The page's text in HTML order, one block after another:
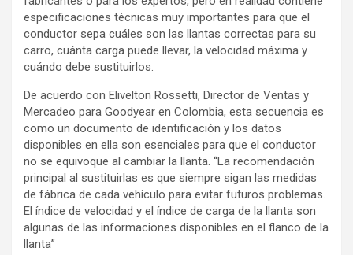
especificaciones técnicas muy importantes para que el
conductor sepa cuáles son las llantas correctas para su
carro, cuánta carga puede llevar, la velocidad máxima y
cuándo debe sustituirlos.
De acuerdo con Elivelton Rossetti, Director de Ventas y
Mercadeo para Goodyear en Colombia, esta secuencia es
como un documento de identificación y los datos
disponibles en ella son esenciales para que el conductor
no se equivoque al cambiar la llanta. “La recomendación
principal al sustituirlas es que siempre sigan las medidas
de fábrica de cada vehículo para evitar futuros problemas.
El índice de velocidad y el índice de carga de la llanta son
algunas de las informaciones disponibles en el flanco de la
llanta”